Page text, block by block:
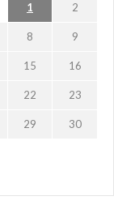
1 2
8 9
15 16
22 23
29 30